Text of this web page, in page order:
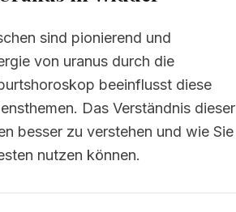
sind pionierend und
von uranus durch die
beeinflusst diese
Das Verständnis dieser
besser zu verstehen und wie Sie
nutzen können.